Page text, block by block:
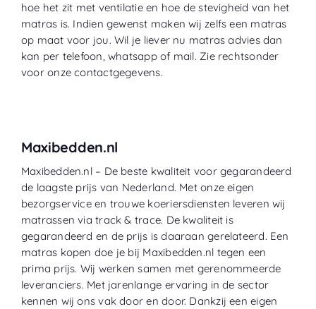
hoe het zit met ventilatie en hoe de stevigheid van het
matras is. Indien gewenst maken wij zelfs een matras
op maat voor jou. Wil je liever nu matras advies dan
kan per telefoon, whatsapp of mail. Zie rechtsonder
voor onze contactgegevens.
Maxibedden.nl
Maxibedden.nl – De beste kwaliteit voor gegarandeerd
de laagste prijs van Nederland. Met onze eigen
bezorgservice en trouwe koeriersdiensten leveren wij
matrassen via track & trace. De kwaliteit is
gegarandeerd en de prijs is daaraan gerelateerd. Een
matras kopen doe je bij Maxibedden.nl tegen een
prima prijs. Wij werken samen met gerenommeerde
leveranciers. Met jarenlange ervaring in de sector
kennen wij ons vak door en door. Dankzij een eigen